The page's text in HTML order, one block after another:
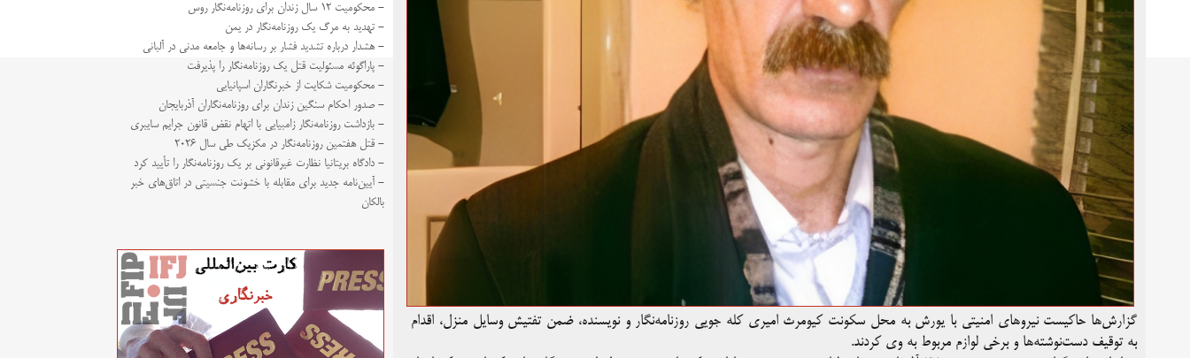
گزارش‌ها حاکیست نیروهای امنیتی با یورش به محل سکونت کیومرث امیری کله جویی روزنامه‌نگار و نویسنده، ضمن تفتیش وسایل منزل، اقدام
به توقیف دست‌نوشته‌ها و برخی لوازم مربوط به وی کردند.
- محکومیت ۱۲ سال زندان برای روزنامه‌نگار روس
- تهدید به مرگ یک روزنامه‌نگار در یمن
- هشدار درباره تشدید فشار بر رسانه‌ها و جامعه مدنی در آلبانی
- پاراگوئه مسئولیت قتل یک روزنامه‌نگار را پذیرفت
- محکومیت شکایت از خبرنگاران اسپانیایی
- صدور احکام سنگین زندان برای روزنامه‌نگاران آذربایجان
- بازداشت روزنامه‌نگار زامبیایی با اتهام نقض قانون جرایم سایبری
- قتل هفتمین روزنامه‌نگار در مکزیک طی سال ۲۰۲۶
- دادگاه بریتانیا نظارت غیرقانونی بر یک روزنامه‌نگار را تأیید کرد
- آیین‌نامه جدید برای مقابله با خشونت جنسیتی در اتاق‌های خبر
بالکان